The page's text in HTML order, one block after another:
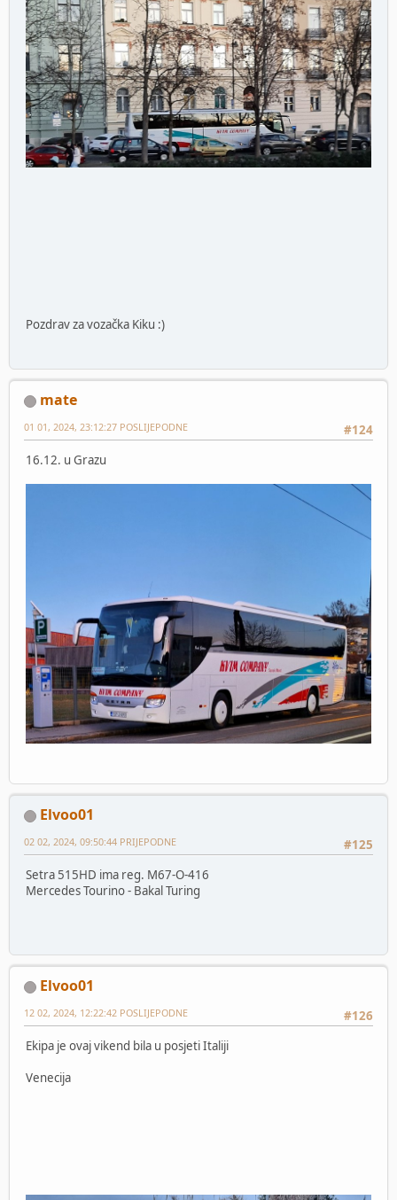
Pozdrav za vozačka Kiku :)
mate
#124
01 01, 2024, 23:12:27 POSLIJEPODNE
16.12. u Grazu
Elvoo01
#125
02 02, 2024, 09:50:44 PRIJEPODNE
Setra 515HD ima reg. M67-O-416
Mercedes Tourino - Bakal Turing
Elvoo01
#126
12 02, 2024, 12:22:42 POSLIJEPODNE
Ekipa je ovaj vikend bila u posjeti Italiji
Venecija